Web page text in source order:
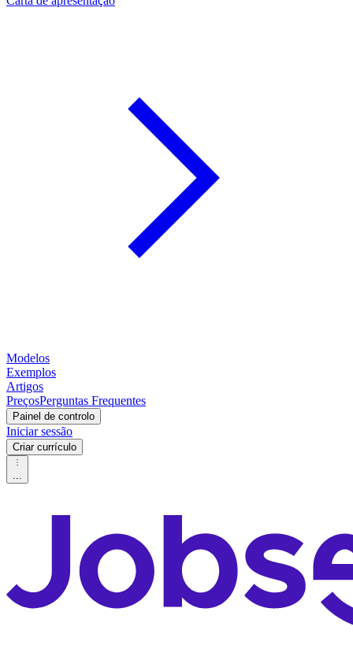
Modelos
Exemplos
Artigos
PreçosPerguntas Frequentes
Painel de controlo
Iniciar sessão
Criar currículo
...